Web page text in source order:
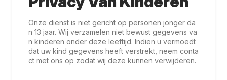
Onze dienst is niet gericht op personen jonger da
n 13 jaar. Wij verzamelen niet bewust gegevens va
n kinderen onder deze leeftijd. Indien u vermoedt
dat uw kind gegevens heeft verstrekt, neem conta
ct met ons op zodat wij deze kunnen verwijderen.